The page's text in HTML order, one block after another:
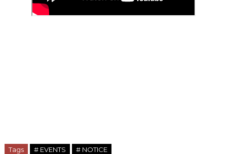
Tags # EVENTS # NOTICE